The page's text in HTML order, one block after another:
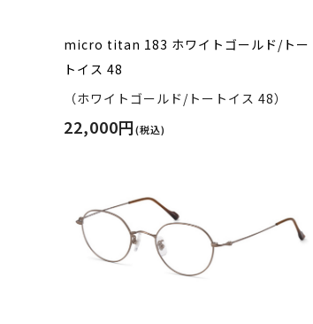
micro titan 183 ホワイトゴールド/トー
トイス 48
（ホワイトゴールド/トートイス 48）
22,000円(税込)